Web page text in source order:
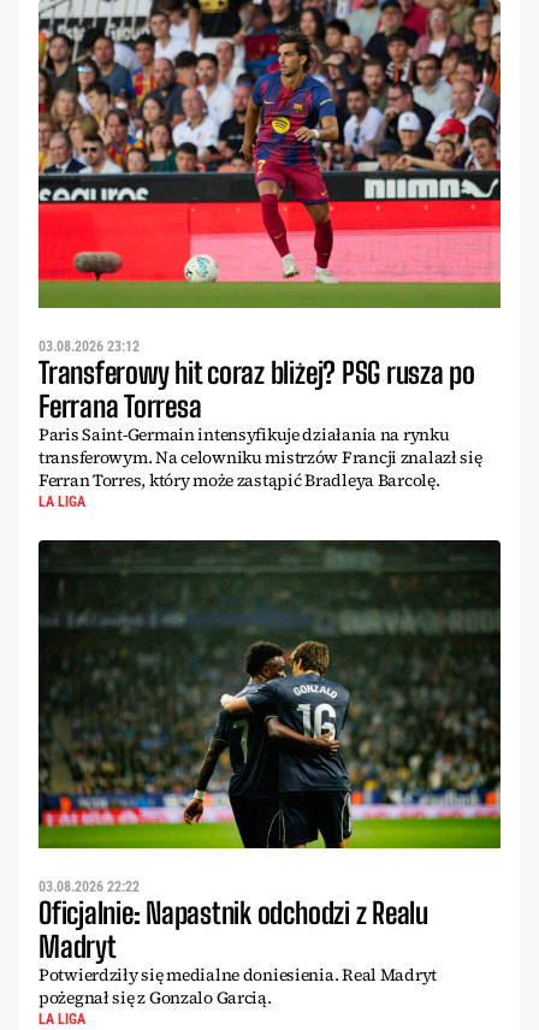
03.08.2026 23:12
Transferowy hit coraz bliżej? PSG rusza po
Ferrana Torresa
Paris Saint-Germain intensyfikuje działania na rynku
transferowym. Na celowniku mistrzów Francji znalazł się
Ferran Torres, który może zastąpić Bradleya Barcolę.
LA LIGA
03.08.2026 22:22
Oficjalnie: Napastnik odchodzi z Realu
Madryt
Potwierdziły się medialne doniesienia. Real Madryt
pożegnał się z Gonzalo Garcią.
LA LIGA